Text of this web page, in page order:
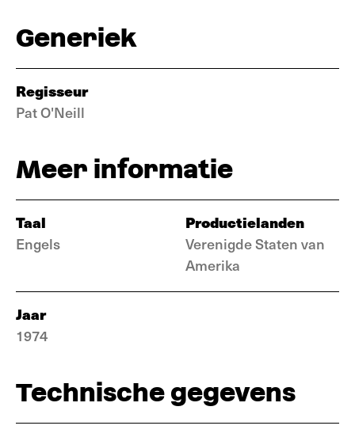
Generiek
Regisseur
Pat O'Neill
Meer informatie
Taal
Engels
Productielanden
Verenigde Staten van
Amerika
Jaar
1974
Technische gegevens